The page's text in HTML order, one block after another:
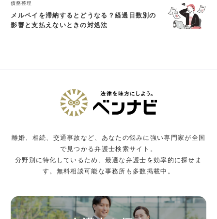
債務整理
メルペイを滞納するとどうなる？経過日数別の
影響と支払えないときの対処法
離婚、相続、交通事故など、あなたの悩みに強い専門家が全国
で見つかる弁護士検索サイト。
分野別に特化しているため、最適な弁護士を効率的に探せま
す。無料相談可能な事務所も多数掲載中。